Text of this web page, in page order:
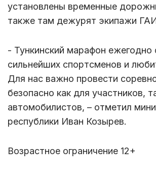
установлены временные
также там дежурят экипажи
- Тункинский марафон ежегодно
сильнейших спортсменов и
Для нас важно провести
безопасно как для участников,
автомобилистов, – отметил
республики Иван Козырев.
Возрастное ограничение 12+